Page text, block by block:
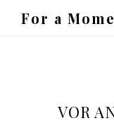
For a
VOR